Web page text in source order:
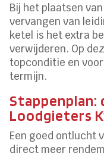
Bij het plaatsen
vervangen van
ketel is het extra
verwijderen. Op
topconditie en
termijn.
Loodgieters
Een goed ontlucht
direct meer